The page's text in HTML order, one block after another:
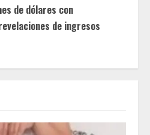
de dólares con
de ingresos